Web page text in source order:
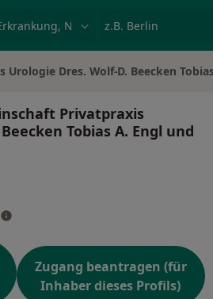
Dres. Wolf-D. Beecken
Privatpraxis
Tobias A. Engl und
Zugang beantragen (für
Inhaber dieses Profils)